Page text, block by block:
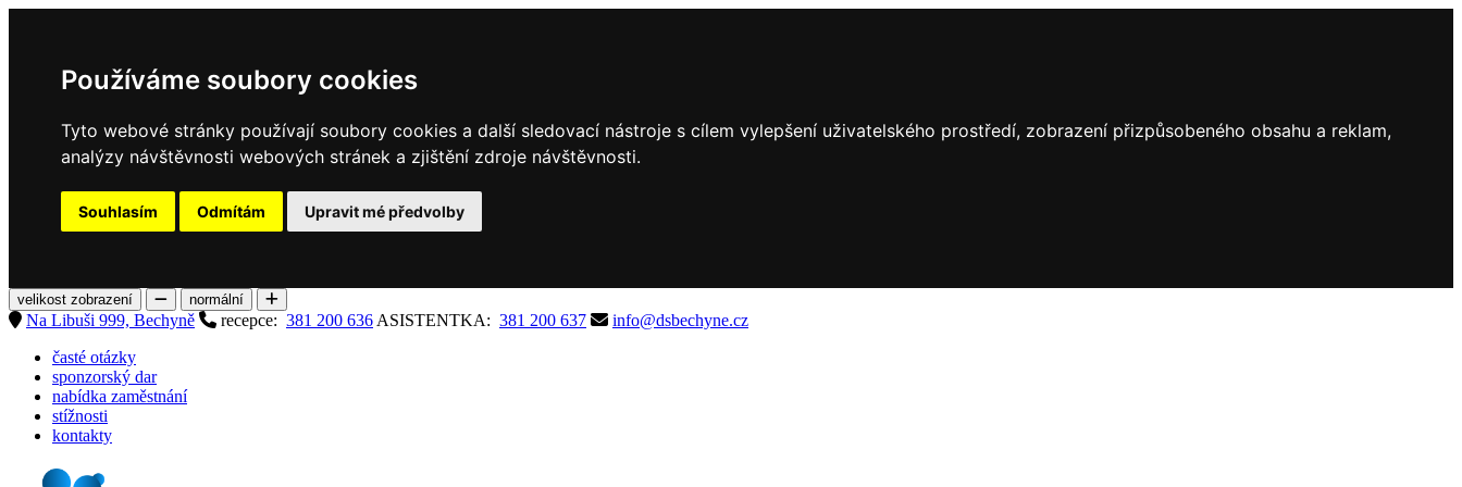
Používáme soubory cookies
Tyto webové stránky používají soubory cookies a další sledovací nástroje s cílem vylepšení uživatelského prostředí, zobrazení přizpůsobeného obsahu a reklam,
analýzy návštěvnosti webových stránek a zjištění zdroje návštěvnosti.
Souhlasím Odmítám Upravit mé předvolby
velikost zobrazení normální
Na Libuši 999, Bechyně recepce: 381 200 636 ASISTENTKA: 381 200 637
info@dsbechyne.cz
časté otázky
sponzorský dar
nabídka zaměstnání
stížnosti
kontakty